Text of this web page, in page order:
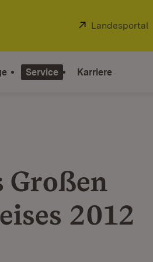
Extern:
Landesportal
Service Karriere
Großen
2012